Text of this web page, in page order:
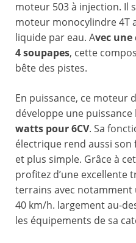
moteur 503 à injection. Il
moteur monocylindre 4T
liquide par eau. Avec une
4 soupapes, cette
bête des pistes.
En puissance, ce moteur
développe une
watts pour 6CV. Sa
électrique rend aussi
et plus simple. Grâce à
profitez d’une excellente
terrains avec notamment
40 km/h. largement au-
les équipements de sa